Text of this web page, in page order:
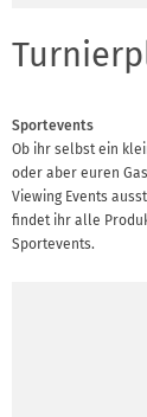
Sportevents
Ob ihr selbst ein
oder aber euren
Viewing Events
findet ihr alle
Sportevents.